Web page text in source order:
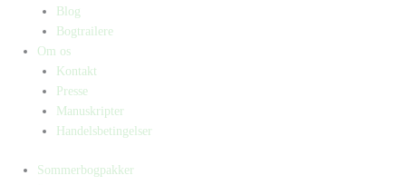
Blog
Bogtrailere
Om os
Kontakt
Presse
Manuskripter
Handelsbetingelser
Sommerbogpakker